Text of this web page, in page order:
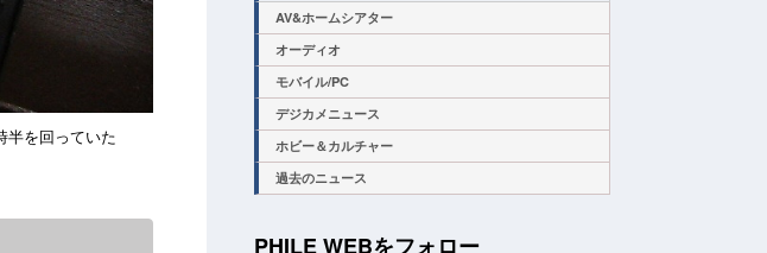
半を回っていた
AV&ホームシアター
オーディオ
モバイル/PC
デジカメニュース
ホビー＆カルチャー
過去のニュース
PHILE WEBをフォロー